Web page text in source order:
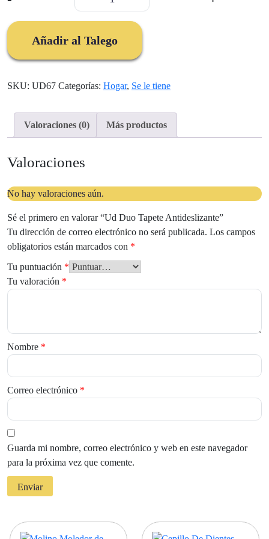
Tapete
cantidad
Añadir al Talego
SKU: UD67 Categorías: Hogar, Se le tiene
Valoraciones (0) Más productos
Valoraciones
No hay valoraciones aún.
Sé el primero en valorar “Ud Duo Tapete Antideslizante”
Tu dirección de correo electrónico no será publicada. Los campos
obligatorios están marcados con *
Tu puntuación *
Tu valoración *
Nombre *
Correo electrónico *
Guarda mi nombre, correo electrónico y web en este navegador
para la próxima vez que comente.